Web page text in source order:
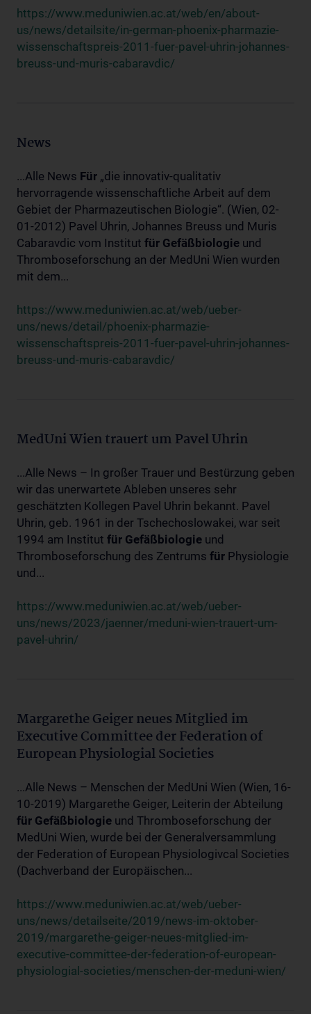
https://www.meduniwien.ac.at/web/en/about-
us/news/detailsite/in-german-phoenix-pharmazie-
wissenschaftspreis-2011-fuer-pavel-uhrin-johannes-
breuss-und-muris-cabaravdic/
News
...Alle News Für „die innovativ-qualitativ
hervorragende wissenschaftliche Arbeit auf dem
Gebiet der Pharmazeutischen Biologie“. (Wien, 02-
01-2012) Pavel Uhrin, Johannes Breuss und Muris
Cabaravdic vom Institut für Gefäßbiologie und
Thromboseforschung an der MedUni Wien wurden
mit dem...
https://www.meduniwien.ac.at/web/ueber-
uns/news/detail/phoenix-pharmazie-
wissenschaftspreis-2011-fuer-pavel-uhrin-johannes-
breuss-und-muris-cabaravdic/
MedUni Wien trauert um Pavel Uhrin
...Alle News – In großer Trauer und Bestürzung geben
wir das unerwartete Ableben unseres sehr
geschätzten Kollegen Pavel Uhrin bekannt. Pavel
Uhrin, geb. 1961 in der Tschechoslowakei, war seit
1994 am Institut für Gefäßbiologie und
Thromboseforschung des Zentrums für Physiologie
und...
https://www.meduniwien.ac.at/web/ueber-
uns/news/2023/jaenner/meduni-wien-trauert-um-
pavel-uhrin/
Margarethe Geiger neues Mitglied im
Executive Committee der Federation of
European Physiologial Societies
...Alle News – Menschen der MedUni Wien (Wien, 16-
10-2019) Margarethe Geiger, Leiterin der Abteilung
für Gefäßbiologie und Thromboseforschung der
MedUni Wien, wurde bei der Generalversammlung
der Federation of European Physiologivcal Societies
(Dachverband der Europäischen...
https://www.meduniwien.ac.at/web/ueber-
uns/news/detailseite/2019/news-im-oktober-
2019/margarethe-geiger-neues-mitglied-im-
executive-committee-der-federation-of-european-
physiologial-societies/menschen-der-meduni-wien/